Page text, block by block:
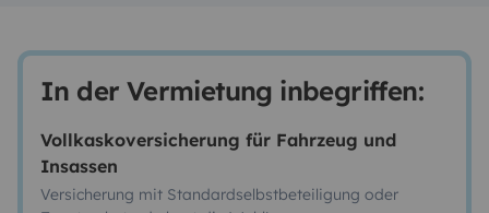
In der Vermietung inbegriffen:
Vollkaskoversicherung für Fahrzeug und
Insassen
Versicherung mit Standardselbstbeteiligung oder